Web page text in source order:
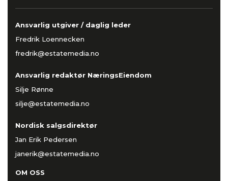
Ansvarlig utgiver / daglig leder
Fredrik Loennecken
fredrik@estatemedia.no
Ansvarlig redaktør NæringsEiendom
Silje Rønne
silje@estatemedia.no
Nordisk salgsdirektør
Jan Erik Pedersen
janerik@estatemedia.no
OM OSS